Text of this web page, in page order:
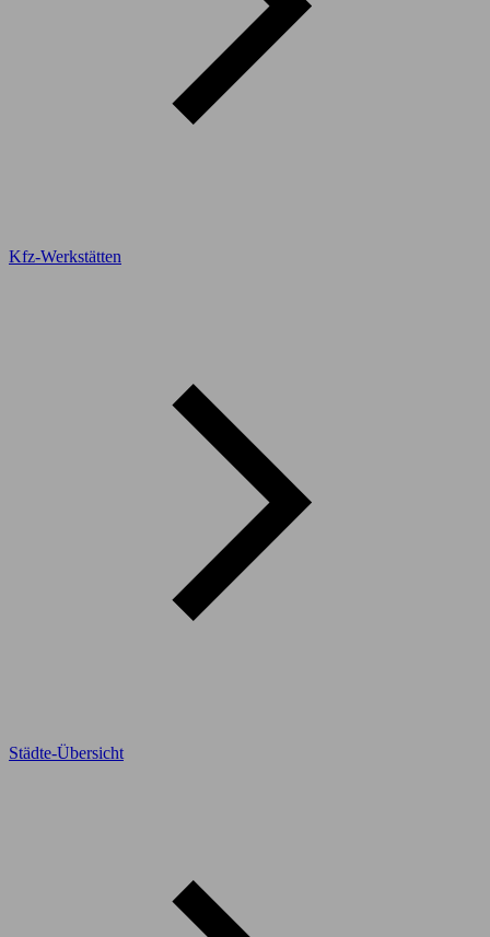
Kfz-Werkstätten
Städte-Übersicht